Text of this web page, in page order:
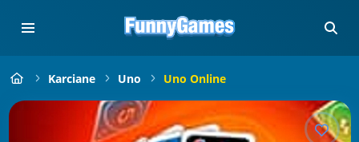
Karciane Uno Uno Online